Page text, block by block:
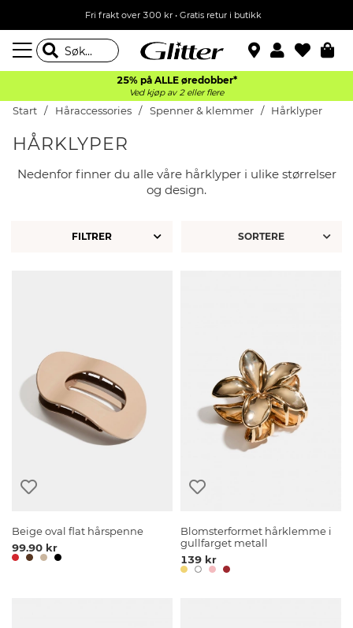
Fri frakt over 300 kr • Gratis retur i butikk
25% på ALLE øredobber*
Ved kjøp av 2 eller flere
Start Håraccessories Spenner & klemmer Hårklyper
HÅRKLYPER
Nedenfor finner du alle våre hårklyper i ulike størrelser
og design.
FILTRER
Beige oval flat hårspenne
99.90 kr
Blomsterformet hårklemme i
gullfarget metall
139 kr